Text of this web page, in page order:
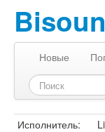
Новые
Исполнитель: